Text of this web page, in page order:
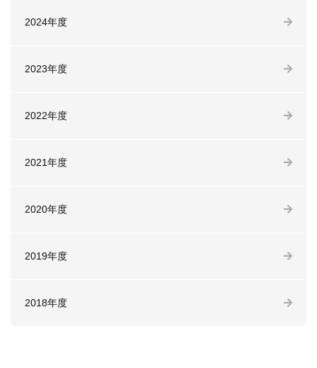
2024年度
2023年度
2022年度
2021年度
2020年度
2019年度
2018年度